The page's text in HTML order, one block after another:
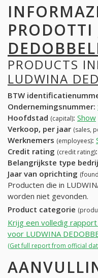
PRODOTTI
PRODUCTS
LUDWINA
BTW
Ondernemingsnummer:
Hoofdstad (capital): Show
Verkoop, per jaar (sales,
Werknemers (employees):
Credit rating (credit rating):
Belangrijkste type
Jaar van oprichting
Producten die in
worden niet gevonden.
Product categorie
Krijg een volledig
voor LUDWINA
(Get full report from official